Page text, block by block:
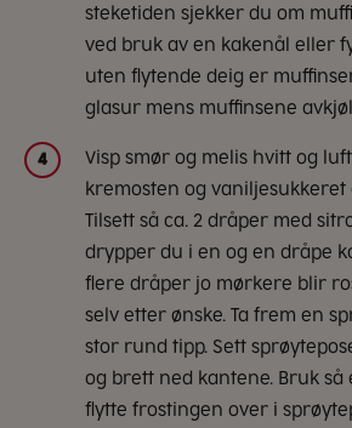
steketiden sjekker du om
ved bruk av en kakenål eller
uten flytende deig er
glasur mens muffinsene
4
Visp smør og melis hvitt og
kremosten og vaniljesukkeret
Tilsett så ca. 2 dråper med
drypper du i en og en dråpe
flere dråper jo mørkere blir
selv etter ønske. Ta frem en
stor rund tipp. Sett
og brett ned kantene. Bruk så
flytte frostingen over i